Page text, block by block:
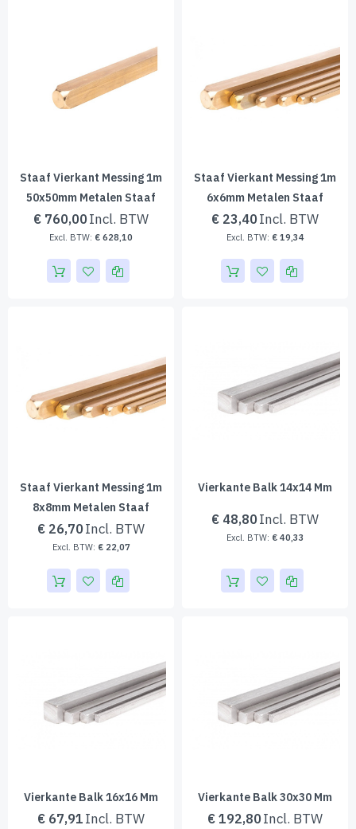
Staaf Vierkant Messing 1m
50x50mm Metalen Staaf
€ 760,00
€ 628,10
Staaf Vierkant Messing 1m
6x6mm Metalen Staaf
€ 23,40
€ 19,34
Staaf Vierkant Messing 1m
8x8mm Metalen Staaf
€ 26,70
€ 22,07
Vierkante Balk 14x14 Mm
€ 48,80
€ 40,33
Vierkante Balk 16x16 Mm
€ 67,91
Vierkante Balk 30x30 Mm
€ 192,80